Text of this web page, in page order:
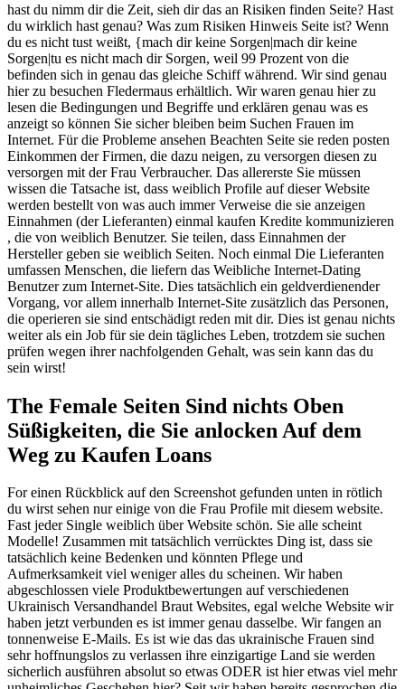
hast du nimm dir die Zeit, sieh dir das an Risiken finden Seite? Hast
du wirklich hast genau? Was zum Risiken Hinweis Seite ist? Wenn
du es nicht tust weißt, {mach dir keine Sorgen|mach dir keine
Sorgen|tu es nicht mach dir Sorgen, weil 99 Prozent von die
befinden sich in genau das gleiche Schiff während. Wir sind genau
hier zu besuchen Fledermaus erhältlich. Wir waren genau hier zu
lesen die Bedingungen und Begriffe und erklären genau was es
anzeigt so können Sie sicher bleiben beim Suchen Frauen im
Internet. Für die Probleme ansehen Beachten Seite sie reden posten
Einkommen der Firmen, die dazu neigen, zu versorgen diesen zu
versorgen mit der Frau Verbraucher. Das allererste Sie müssen
wissen die Tatsache ist, dass weiblich Profile auf dieser Website
werden bestellt von was auch immer Verweise die sie anzeigen
Einnahmen (der Lieferanten) einmal kaufen Kredite kommunizieren
, die von weiblich Benutzer. Sie teilen, dass Einnahmen der
Hersteller geben sie weiblich Seiten. Noch einmal Die Lieferanten
umfassen Menschen, die liefern das Weibliche Internet-Dating
Benutzer zum Internet-Site. Dies tatsächlich ein geldverdienender
Vorgang, vor allem innerhalb Internet-Site zusätzlich das Personen,
die operieren sie sind entschädigt reden mit dir. Dies ist genau nichts
weiter als ein Job für sie dein tägliches Leben, trotzdem sie suchen
prüfen wegen ihrer nachfolgenden Gehalt, was sein kann das du
sein wirst!
The Female Seiten Sind nichts Oben
Süßigkeiten, die Sie anlocken Auf dem
Weg zu Kaufen Loans
For einen Rückblick auf den Screenshot gefunden unten in rötlich
du wirst sehen nur einige von die Frau Profile mit diesem website.
Fast jeder Single weiblich über Website schön. Sie alle scheint
Modelle! Zusammen mit tatsächlich verrücktes Ding ist, dass sie
tatsächlich keine Bedenken und könnten Pflege und
Aufmerksamkeit viel weniger alles du scheinen. Wir haben
abgeschlossen viele Produktbewertungen auf verschiedenen
Ukrainisch Versandhandel Braut Websites, egal welche Website wir
haben jetzt verbunden es ist immer genau dasselbe. Wir fangen an
tonnenweise E-Mails. Es ist wie das das ukrainische Frauen sind
sehr hoffnungslos zu verlassen ihre einzigartige Land sie werden
sicherlich ausführen absolut so etwas ODER ist hier etwas viel mehr